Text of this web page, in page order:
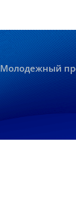
Молодежный